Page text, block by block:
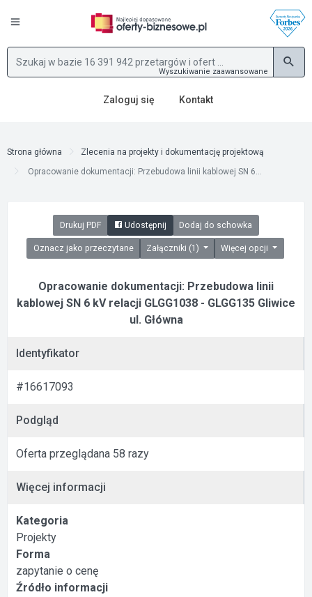
Wyszukiwanie zaawansowane
Zaloguj się Kontakt
Strona główna
Zlecenia na projekty i dokumentację projektową
Opracowanie dokumentacji: Przebudowa linii kablowej SN 6...
Drukuj PDF Udostępnij Dodaj do schowka
Oznacz jako przeczytane Załączniki (1) Więcej opcji
Opracowanie dokumentacji: Przebudowa linii
kablowej SN 6 kV relacji GLGG1038 - GLGG135 Gliwice
ul. Główna
Identyfikator
#16617093
Podgląd
Oferta przeglądana 58 razy
Więcej informacji
Kategoria
Projekty
Forma
zapytanie o cenę
Źródło informacji